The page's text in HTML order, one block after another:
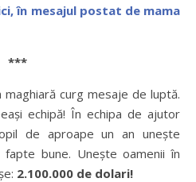
în mesajul postat de mama
***
curg mesaje de luptă.
echipă! În echipa de ajutor
de aproape un an unește
bune. Unește oamenii în
2.100.000 de dolari!